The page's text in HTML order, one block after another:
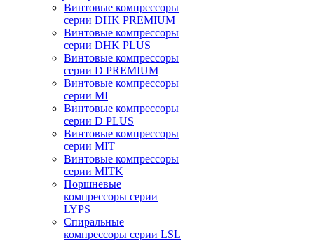
Винтовые компрессоры
серии DHK PREMIUM
Винтовые компрессоры
серии DHK PLUS
Винтовые компрессоры
серии D PREMIUM
Винтовые компрессоры
серии MI
Винтовые компрессоры
серии D PLUS
Винтовые компрессоры
серии MIT
Винтовые компрессоры
серии MITK
Поршневые
компрессоры серии
LYPS
Спиральные
компрессоры серии LSL